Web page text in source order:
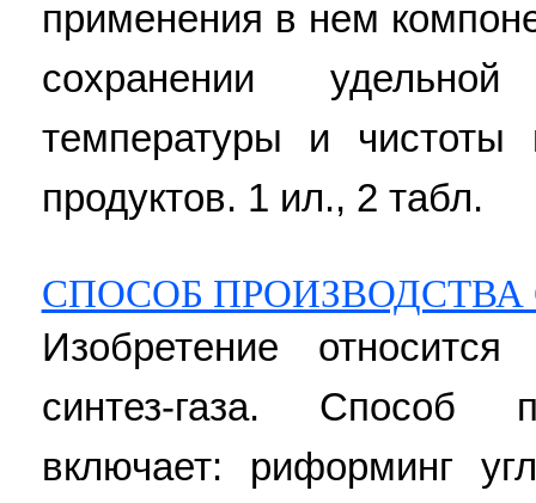
применения в нем
сохранении удельной
температуры и чистоты
продуктов. 1 ил., 2 табл.
СПОСОБ ПРОИЗВОДСТВА
Изобретение
синтез-газа. Способ
включает: риформинг